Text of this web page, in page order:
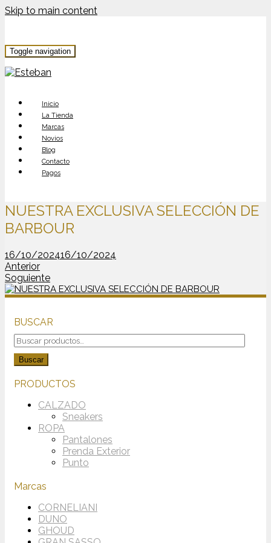
Skip to main content
Toggle navigation
Inicio
La Tienda
Marcas
Novios
Blog
Contacto
Pagos
NUESTRA EXCLUSIVA SELECCIÓN DE
BARBOUR
16/10/202416/10/2024
Anterior
Soguiente
BUSCAR
Buscar
por:
Buscar
PRODUCTOS
CALZADO
Sneakers
ROPA
Pantalones
Prenda Exterior
Punto
Marcas
CORNELIANI
DUNO
GHOUD